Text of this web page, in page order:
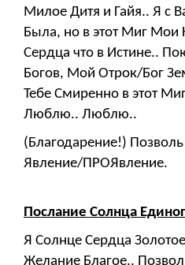
Милое Дитя и Гайя.. Я с
Была, но в этот Миг Мои
Сердца что в Истине..
Богов, Мой Отрок/Бог
Тебе Смиренно в этот
Люблю.. Люблю..
(Благодарение!)
Явление/ПРОЯвление.
Послание Солнца
Я Солнце Сердца
Желание Благое..